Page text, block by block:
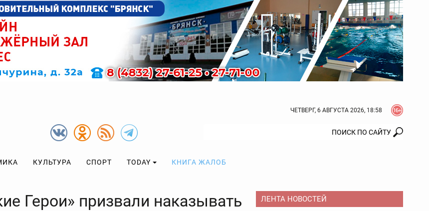
ЧЕТВЕРГ, 6 АВГУСТА 2026, 18:58
КУЛЬТУРА СПОРТ TODAY КНИГА ЖАЛОБ
Герои» призвали наказывать
ЛЕНТА НОВОСТЕЙ